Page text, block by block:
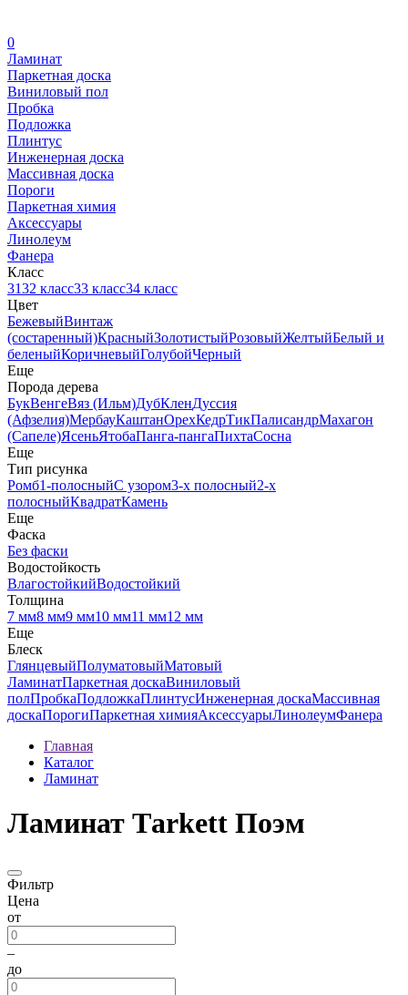
0
Ламинат
Паркетная доска
Виниловый пол
Пробка
Подложка
Плинтус
Инженерная доска
Массивная доска
Пороги
Паркетная химия
Аксессуары
Линолеум
Фанера
Класс
3132 класс33 класс34 класс
Цвет
БежевыйВинтаж
(состаренный)КрасныйЗолотистыйРозовыйЖелтыйБелый и
беленыйКоричневыйГолубойЧерный
Еще
Порода дерева
БукВенгеВяз (Ильм)ДубКленДуссия
(Афзелия)МербауКаштанОрехКедрТикПалисандрМахагон
(Сапеле)ЯсеньЯтобаПанга-пангаПихтаСосна
Еще
Тип рисунка
Ромб1-полосныйС узором3-х полосный2-х
полосныйКвадратКамень
Еще
Фаска
Без фаски
Водостойкость
ВлагостойкийВодостойкий
Толщина
7 мм8 мм9 мм10 мм11 мм12 мм
Еще
Блеск
ГлянцевыйПолуматовыйМатовый
ЛаминатПаркетная доскаВиниловый
полПробкаПодложкаПлинтусИнженерная доскаМассивная
доскаПорогиПаркетная химияАксессуарыЛинолеумФанера
Главная
Каталог
Ламинат
Ламинат Тarkett Поэм
Фильтр
Цена
от
–
до